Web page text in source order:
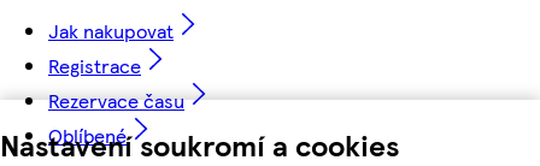
Nastavení soukromí a cookies
Jak nakupovat
Registrace
Rezervace času
Oblíbené